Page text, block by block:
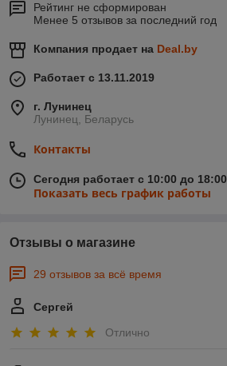
Рейтинг не сформирован
Менее 5 отзывов за последний год
Компания продает на Deal.by
Работает с 13.11.2019
г. Лунинец
Лунинец, Беларусь
Контакты
Сегодня работает с 10:00 до 18:00
Показать весь график работы
Отзывы о магазине
29 отзывов за всё время
Сергей
Отлично